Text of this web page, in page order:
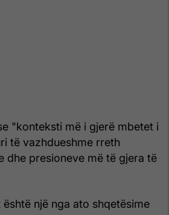
"konteksti më i gjerë mbetet i
të vazhdueshme rreth
dhe presioneve më të gjera të
një nga ato shqetësime